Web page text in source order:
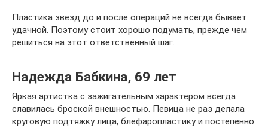
Пластика звёзд до и после операций не всегда бывает
удачной. Поэтому стоит хорошо подумать, прежде чем
решиться на этот ответственный шаг.
Надежда Бабкина, 69 лет
Яркая артистка с зажигательным характером всегда
славилась броской внешностью. Певица не раз делала
круговую подтяжку лица, блефаропластику и постепенно